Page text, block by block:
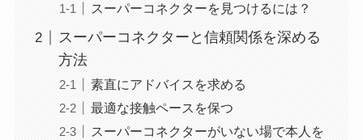
スーパーコネクターを見つけるには？
スーパーコネクターと信頼関係を深める
方法
素直にアドバイスを求める
最適な接触ペースを保つ
スーパーコネクターがいない場で本人を